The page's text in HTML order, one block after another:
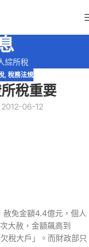
綜所稅
, 稅務法規
稅重要
06-12
赦免金額4.4億元，個人
大赦，金額飆高到
稅大戶」。而財政部只